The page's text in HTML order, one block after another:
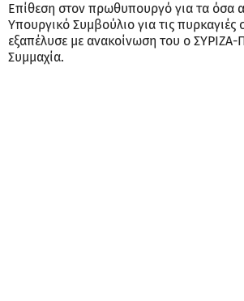
Επίθεση στον πρωθυπουργό για τα όσα
Υπουργικό Συμβούλιο για τις
εξαπέλυσε με ανακοίνωση του ο ΣΥΡΙΖΑ-
Συμμαχία.